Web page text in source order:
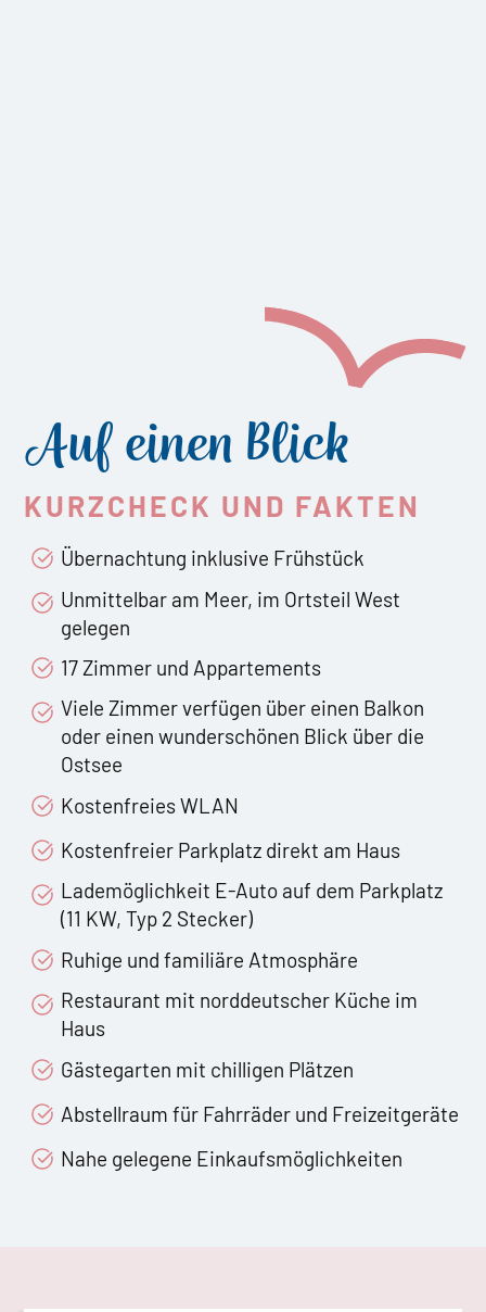
Auf einen Blick
KURZCHECK UND FAKTEN
Übernachtung inklusive Frühstück
Unmittelbar am Meer, im Ortsteil West
gelegen
17 Zimmer und Appartements
Viele Zimmer verfügen über einen Balkon
oder einen wunderschönen Blick über die
Ostsee
Kostenfreies WLAN
Kostenfreier Parkplatz direkt am Haus
Lademöglichkeit E-Auto auf dem Parkplatz
(11 KW, Typ 2 Stecker)
Ruhige und familiäre Atmosphäre
Restaurant mit norddeutscher Küche im
Haus
Gästegarten mit chilligen Plätzen
Abstellraum für Fahrräder und Freizeitgeräte
Nahe gelegene Einkaufsmöglichkeiten